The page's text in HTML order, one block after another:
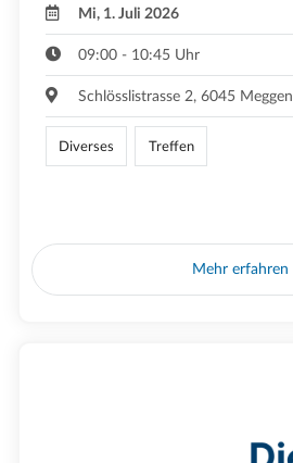
Mi, 1. Juli 2026
09:00 - 10:45 Uhr
Schlösslistrasse 2, 6045 Meggen
Diverses Treffen
Mehr erfahren